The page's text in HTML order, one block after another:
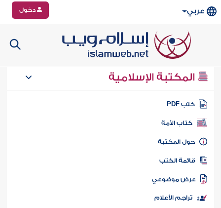
عربي دخول
المكتبة الإسلامية
كتب PDF
كتاب الأمة
المكتبة
الكتب
موضوعي